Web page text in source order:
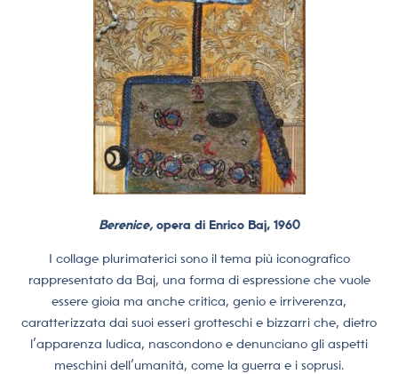
Berenice,opera di Enrico Baj, 1960
I collage plurimaterici sono il tema più iconografico
rappresentato da Baj, una forma di espressione che vuole
essere gioia ma anche critica, genio e irriverenza,
caratterizzata dai suoi esseri grotteschi e bizzarri che, dietro
l’apparenza ludica, nascondono e denunciano gli aspetti
meschini dell’umanità, come la guerra e i soprusi.